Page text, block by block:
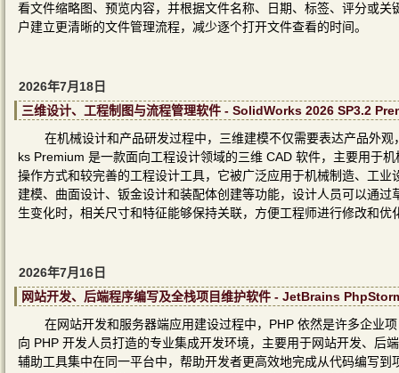
看文件缩略图、预览内容，并根据文件名称、日期、标签、评分或
户建立更清晰的文件管理流程，减少逐个打开文件查看的时间。
2026年7月18日
三维设计、工程制图与流程管理软件 - SolidWorks 2026 SP3.2
在机械设计和产品研发过程中，三维建模不仅需要表达产品外
ks Premium 是一款面向工程设计领域的三维 CAD 软件，主要用于
操作方式和较完善的工程设计工具，它被广泛应用于机械制造、工
建模、曲面设计、钣金设计和装配体创建等功能，设计人员可以通
生变化时，相关尺寸和特征能够保持关联，方便工程师进行修改和优
2026年7月16日
网站开发、后端程序编写及全栈项目维护软件 - JetBrains
在网站开发和服务器端应用建设过程中，PHP 依然是许多企业
向 PHP 开发人员打造的专业集成开发环境，主要用于网站开发、后
辅助工具集中在同一平台中，帮助开发者更高效地完成从代码编写